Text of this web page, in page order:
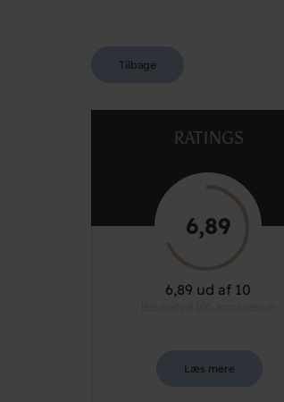
Tilbage
RATINGS
6,89
6,89 ud af 10
Læs mere